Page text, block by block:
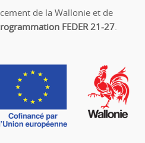
de la Wallonie et de
FEDER 21-27.